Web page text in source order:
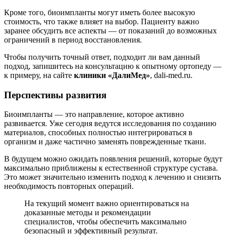
Кроме того, биоимпланты могут иметь более высокую
стоимость, что также влияет на выбор. Пациенту важно
заранее обсудить все аспекты — от показаний до возможных
ограничений в период восстановления.
Чтобы получить точный ответ, подходит ли вам данный
подход, запишитесь на консультацию к опытному ортопеду —
к примеру, на сайте клиники «ДалиМед», dali-med.ru.
Перспективы развития
Биоимпланты — это направление, которое активно
развивается. Уже сегодня ведутся исследования по созданию
материалов, способных полностью интегрироваться в
организм и даже частично заменять поврежденные ткани.
В будущем можно ожидать появления решений, которые будут
максимально приближены к естественной структуре сустава.
Это может значительно изменить подход к лечению и снизить
необходимость повторных операций.
На текущий момент важно ориентироваться на
доказанные методы и рекомендации
специалистов, чтобы обеспечить максимально
безопасный и эффективный результат.